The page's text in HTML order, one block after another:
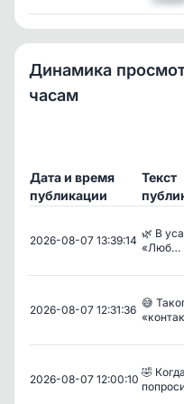
Динамика
часам
Дата и время
публикации
Текст
2026-08-07 13:39:14
🌿 В
«Люб…
2026-08-07 12:31:36
😅
2026-08-07 12:00:10
🤣 Когда